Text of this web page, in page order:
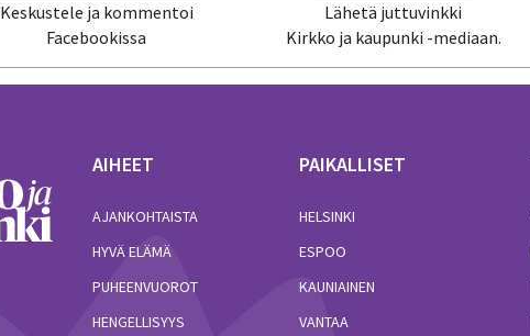
Keskustele ja kommentoi
Facebookissa
Lähetä juttuvinkki
Kirkko ja kaupunki -mediaan.
AIHEET
AJANKOHTAISTA
HYVÄ ELÄMÄ
PUHEENVUOROT
HENGELLISYYS
PAIKALLISET
HELSINKI
ESPOO
KAUNIAINEN
VANTAA